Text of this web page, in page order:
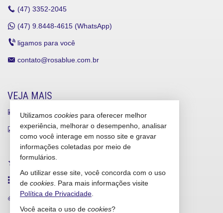
(47) 3352-2045
(47) 9.8448-4615 (WhatsApp)
ligamos para você
contato@rosablue.com.br
VEJA MAIS
receba nosso newsletter
indicadores financeiros
cadastre seu imóvel
mapa de imóveis
trabalhe conosco
Utilizamos cookies para oferecer melhor
experiência, melhorar o desempenho, analisar
como você interage em nosso site e gravar
informações coletadas por meio de
formulários.
Ao utilizar esse site, você concorda com o uso
de cookies . Para mais informações visite
Política de Privacidade
Você aceita o uso de cookies?